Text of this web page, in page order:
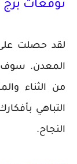
توقعات برج
لقد حصلت
المعدن. سوف
من الثناء
التباهي
النجاح.